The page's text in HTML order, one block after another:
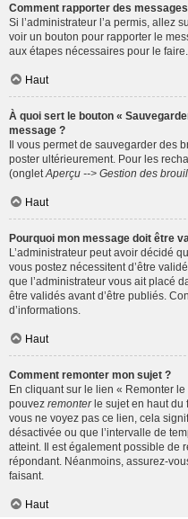
Comment rapporter des
Si l’administrateur l’a permis, allez
voir un bouton pour rapporter le
aux étapes nécessaires pour le faire.
Haut
À quoi sert le bouton «
message ?
Il vous permet de sauvegarder des
poster ultérieurement. Pour les
(onglet Aperçu --> Gestion des
Haut
Pourquoi mon message doit être
L’administrateur peut avoir décidé
vous postez nécessitent d’être
que l’administrateur vous ait placé
être validés avant d’être publiés.
d’informations.
Haut
Comment remonter mon sujet ?
En cliquant sur le lien « Remonter
pouvez remonterle sujet en haut du
vous ne voyez pas ce lien, cela
désactivée ou que l’intervalle de
atteint. Il est également possible de
répondant. Néanmoins, assurez-
faisant.
Haut